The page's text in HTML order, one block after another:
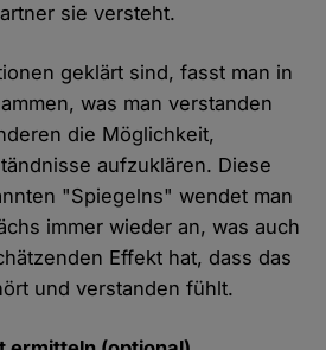
sie versteht.
geklärt sind, fasst man in
was man verstanden
die Möglichkeit,
aufzuklären. Diese
"Spiegelns" wendet man
immer wieder an, was auch
Effekt hat, dass das
und verstanden fühlt.